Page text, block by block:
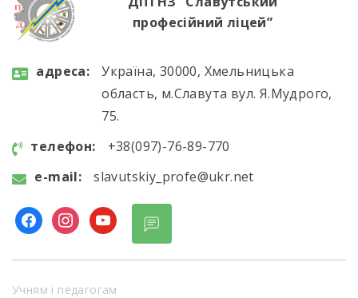
професійний ліцей”
aдресa:
Україна, 30000, Хмельницька
область, м.Славута вул. Я.Мудрого,
75.
телефон:
+38(097)-76-89-770
e-mail:
slavutskiy_profe@ukr.net
Учням і педагогам